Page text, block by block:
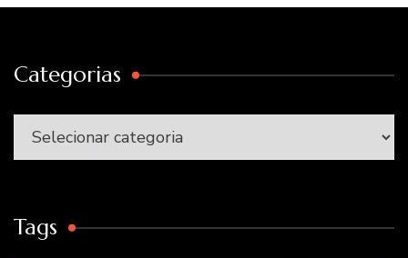
Categorias
Categorias
Tags